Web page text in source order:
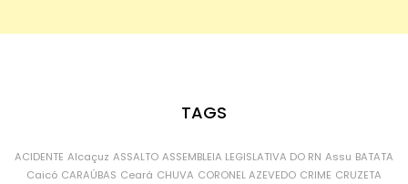
TAGS
ACIDENTE Alcaçuz ASSALTO ASSEMBLEIA LEGISLATIVA DO RN Assu BATATA
Caicó CARAÚBAS Ceará CHUVA CORONEL AZEVEDO CRIME CRUZETA